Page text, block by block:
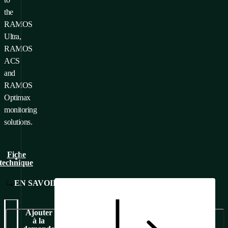
the
RAMOS
Ultra,
RAMOS
ACS
and
RAMOS
Optimax
monitoring
solutions.
Fiche
technique
EN SAVOIR PLUS
Ajouter
à la